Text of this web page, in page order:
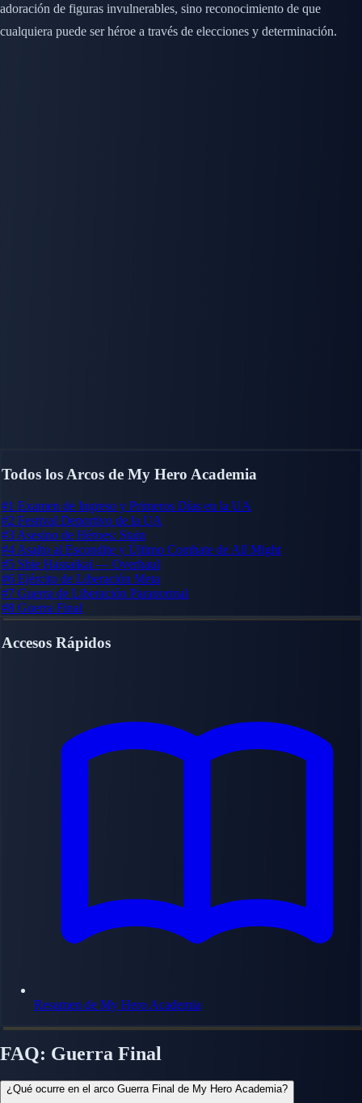
adoración de figuras invulnerables, sino reconocimiento de que
cualquiera puede ser héroe a través de elecciones y determinación.
Todos los Arcos de My Hero Academia
#1 Examen de Ingreso y Primeros Días en la UA
#2 Festival Deportivo de la UA
#3 Asesino de Héroes: Stain
#4 Asalto al Escondite y Último Combate de All Might
#5 Shie Hassaikai — Overhaul
#6 Ejército de Liberación Meta
#7 Guerra de Liberación Paranormal
#8 Guerra Final
Accesos Rápidos
Resumen de My Hero Academia
FAQ: Guerra Final
¿Qué ocurre en el arco Guerra Final de My Hero Academia?